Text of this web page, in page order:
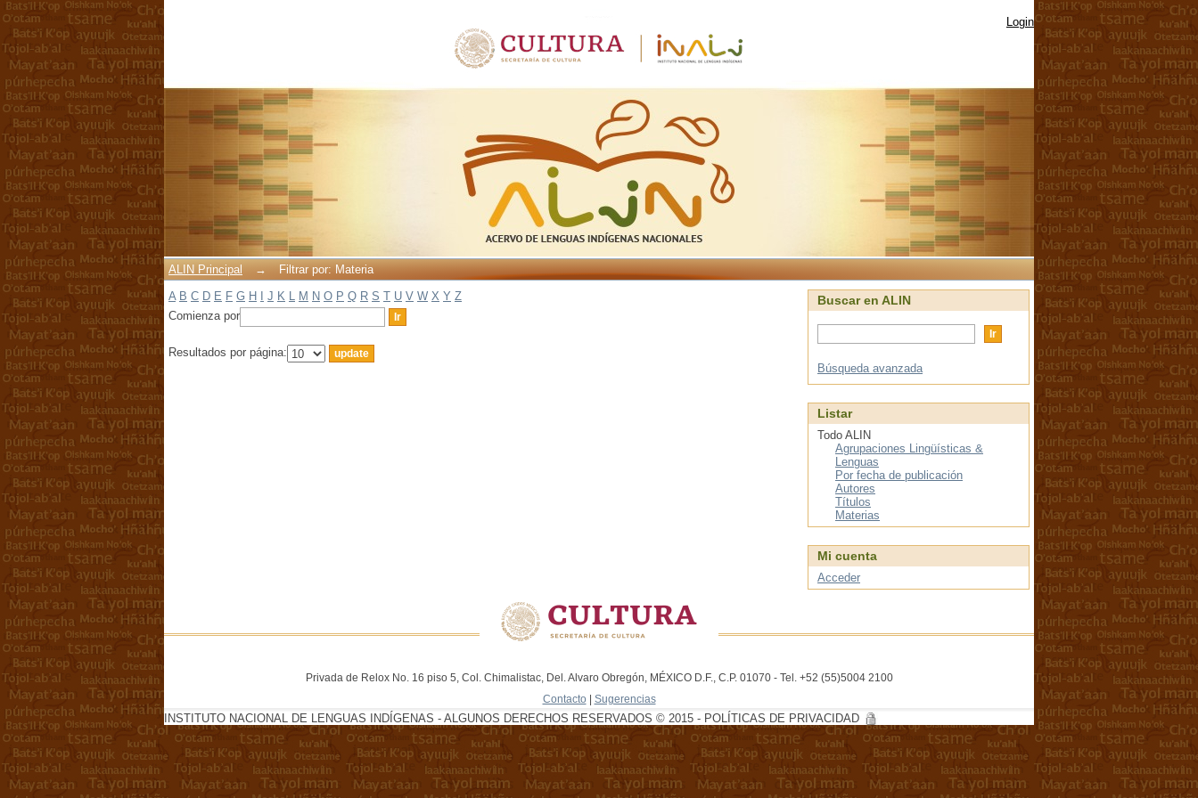
Login
ALIN Principal →
Filtrar por: Materia
A B C D E F G H J K L M N O P Q R S T U V W X Y Z
Comienza por
Resultados por página:
Buscar en ALIN
Búsqueda avanzada
Listar
Todo ALIN
Agrupaciones Lingüísticas &
Lenguas
Por fecha de publicación
Autores
Títulos
Materias
Mi cuenta
Acceder
Privada de Relox No. 16 piso 5, Col. Chimalistac, Del. Alvaro Obregón, MÉXICO D.F., C.P. 01070 - Tel. +52 (55)5004 2100
Contacto | Sugerencias
INSTITUTO NACIONAL DE LENGUAS INDÍGENAS - ALGUNOS DERECHOS RESERVADOS © 2015 - POLÍTICAS DE PRIVACIDAD